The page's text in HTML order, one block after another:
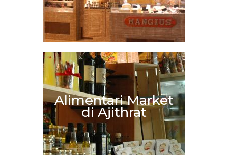
Alimentari Market
di Ajithrat